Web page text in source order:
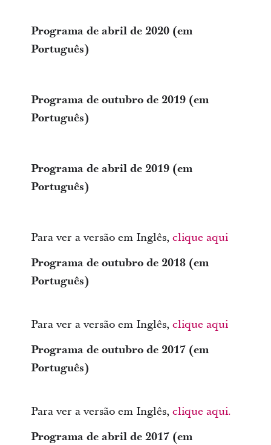
Programa de abril de 2020 (em
Português)
Programa de outubro de 2019 (em
Português)
Programa de abril de 2019 (em
Português)
Para ver a versão em Inglês, clique aqui
Programa de outubro de 2018 (em
Português)
Para ver a versão em Inglês, clique aqui
Programa de outubro de 2017 (em
Português)
Para ver a versão em Inglês, clique aqui.
Programa de abril de 2017 (em